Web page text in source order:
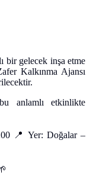
bir gelecek inşa etme
Kalkınma Ajansı
anlamlı etkinlikte
📍 Yer: Doğalar –